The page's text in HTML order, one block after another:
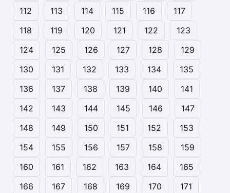
112
113 114 115 116
117
118
119 120 121 122
123
124
125 126 127 128
129
130
131 132 133 134
135
136
137 138 139 140
141
142
143 144 145 146
147
148
149 150 151 152
153
154
155 156 157 158
159
160
161 162 163 164
165
166
167 168 169 170
171